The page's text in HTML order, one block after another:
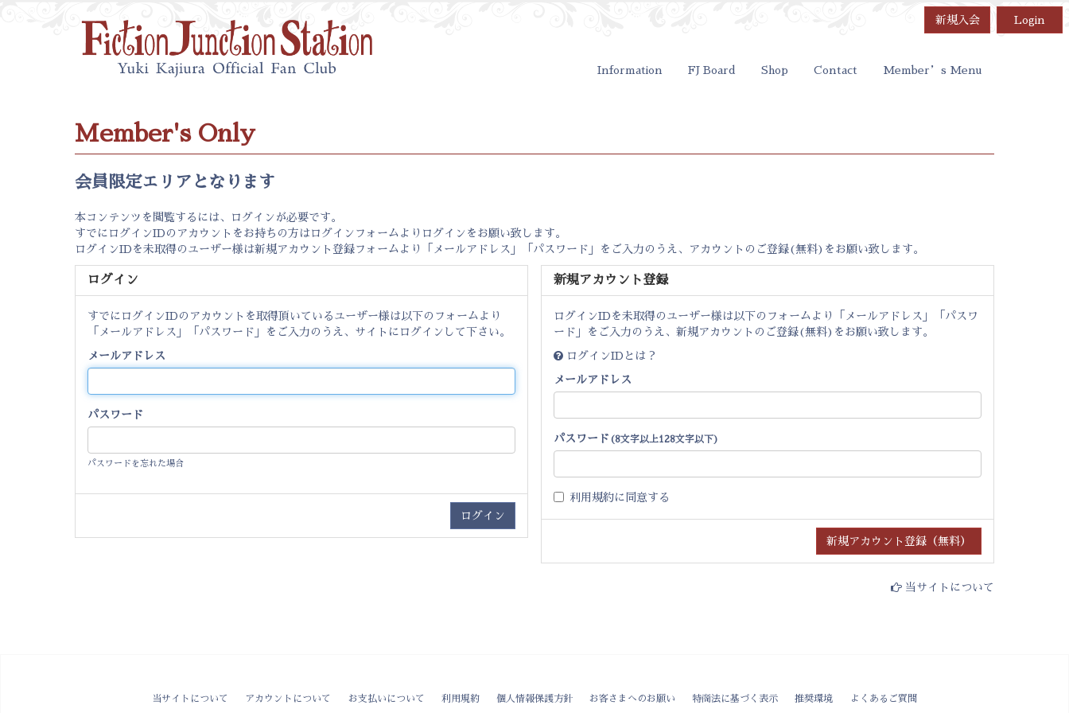
新規入会 Login
Information FJ Board Shop Contact Member’s Menu
Member's Only
会員限定エリアとなります
本コンテンツを閲覧するには、ログインが必要です。
すでにログインIDのアカウントをお持ちの方はログインフォームよりログインをお願い致します。
ログインIDを未取得のユーザー様は新規アカウント登録フォームより「メールアドレス」「パスワード」をご入力のうえ、アカウントのご登録(無料)をお願い致します。
ログイン
すでにログインIDのアカウントを取得頂いているユーザー様は以下のフォームより
「メールアドレス」「パスワード」をご入力のうえ、サイトにログインして下さい。
メールアドレス
パスワード
パスワードを忘れた場合
新規アカウント登録
ログインIDを未取得のユーザー様は以下のフォームより「メールアドレス」「パスワ
ード」をご入力のうえ、新規アカウントのご登録(無料)をお願い致します。
ログインIDとは？
メールアドレス
パスワード (8文字以上128文字以下)
利用規約に同意する
当サイトについて
当サイトについて アカウントについて お支払いについて 利用規約 個人情報保護方針 お客さまへのお願い 特商法に基づく表示 推奨環境 よくあるご質問